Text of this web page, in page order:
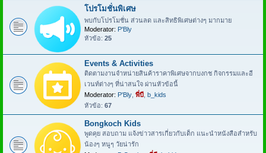
โปรโมชั่นพิเศษ
พบกับโปรโมชั่น ส่วนลด และสิทธิพิเศษต่างๆ มากมาย
Moderator: P'Bly
หัวข้อ: 25
Events & Activities
ติดตามงานจำหน่ายสินค้าราคาพิเศษจากบงกช กิจกรรมและอี
เวนท์ต่างๆ ที่น่าสนใจ ผ่านหัวข้อนี้
Moderator: P'Bly พี่บี b_kids
หัวข้อ: 67
Bongkoch Kids
พูดคุย สอบถาม แจ้งข่าวสารเกี่ยวกับเด็ก แนะนำหนังสือสำหรับ
น้องๆ หนูๆ วัยน่ารัก